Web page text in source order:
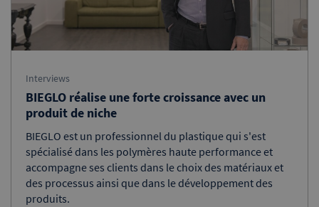
Interviews
BIEGLO réalise une forte croissance avec un
produit de niche
BIEGLO est un professionnel du plastique qui s'est
spécialisé dans les polymères haute performance et
accompagne ses clients dans le choix des matériaux et
des processus ainsi que dans le développement des
produits.